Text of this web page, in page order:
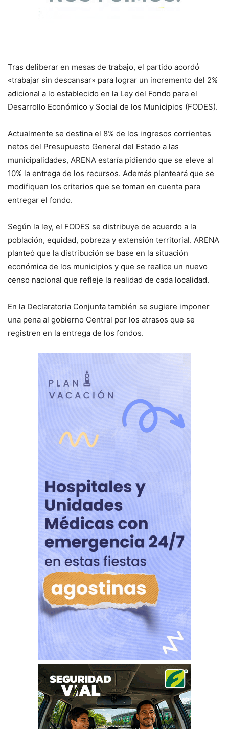
Tras deliberar en mesas de trabajo, el partido acordó
«trabajar sin descansar» para lograr un incremento del 2%
adicional a lo establecido en la Ley del Fondo para el
Desarrollo Económico y Social de los Municipios (FODES).
Actualmente se destina el 8% de los ingresos corrientes
netos del Presupuesto General del Estado a las
municipalidades, ARENA estaría pidiendo que se eleve al
10% la entrega de los recursos. Además planteará que se
modifiquen los criterios que se toman en cuenta para
entregar el fondo.
Según la ley, el FODES se distribuye de acuerdo a la
población, equidad, pobreza y extensión territorial. ARENA
planteó que la distribución se base en la situación
económica de los municipios y que se realice un nuevo
censo nacional que refleje la realidad de cada localidad.
En la Declaratoria Conjunta también se sugiere imponer
una pena al gobierno Central por los atrasos que se
registren en la entrega de los fondos.